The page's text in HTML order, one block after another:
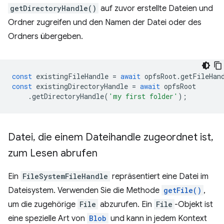
getDirectoryHandle() auf zuvor erstellte Dateien und
Ordner zugreifen und den Namen der Datei oder des
Ordners übergeben.
const existingFileHandle = await opfsRoot .
const existingDirectoryHandle = await opfsRoot
.getDirectoryHandle( 'my first folder' );
Datei, die einem Dateihandle zugeordnet ist,
zum Lesen abrufen
Ein FileSystemFileHandle repräsentiert eine Datei im
Dateisystem. Verwenden Sie die Methode getFile() ,
um die zugehörige File abzurufen. Ein File -Objekt ist
eine spezielle Art von Blob und kann in jedem Kontext